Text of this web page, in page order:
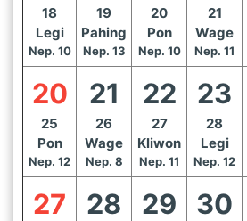
18
Legi
Nep. 10
19
Pahing
Nep. 13
20
Pon
Nep. 10
21
Wage
Nep. 11
20
25
Pon
Nep. 12
21
26
Wage
Nep. 8
22
27
Kliwon
Nep. 11
23
28
Legi
Nep. 12
27 28 29 30